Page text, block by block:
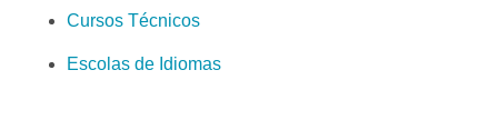
Cursos Técnicos
Escolas de Idiomas